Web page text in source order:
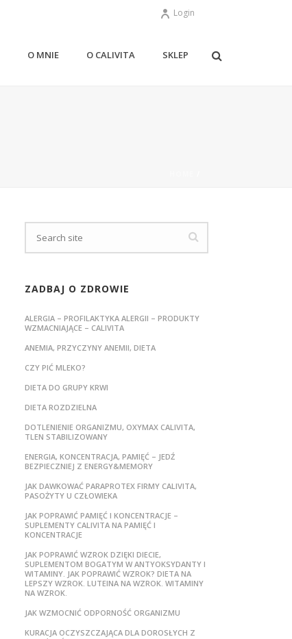
Login
O MNIE O CALIVITA SKLEP
ZADBAJ O ZDROWIE
ALERGIA – PROFILAKTYKA ALERGII – PRODUKTY
WZMACNIAJĄCE – CALIVITA
ANEMIA, PRZYCZYNY ANEMII, DIETA
CZY PIĆ MLEKO?
DIETA DO GRUPY KRWI
DIETA ROZDZIELNA
DOTLENIENIE ORGANIZMU, OXYMAX CALIVITA,
TLEN STABILIZOWANY
ENERGIA, KONCENTRACJA, PAMIĘĆ – JEDŹ
BEZPIECZNIEJ Z ENERGY&MEMORY
JAK DAWKOWAĆ PARAPROTEX FIRMY CALIVITA,
PASOŻYTY U CZŁOWIEKA
JAK POPRAWIĆ PAMIĘĆ I KONCENTRACJE –
SUPLEMENTY CALIVITA NA PAMIĘĆ I
KONCENTRACJE
JAK POPRAWIĆ WZROK DZIĘKI DIECIE,
SUPLEMENTOM BOGATYM W ANTYOKSYDANTY I
WITAMINY. JAK POPRAWIĆ WZROK? DIETA NA
LEPSZY WZROK. LUTEINA NA WZROK. WITAMINY
NA WZROK.
JAK WZMOCNIĆ ODPORNOŚĆ ORGANIZMU
KURACJA OCZYSZCZAJĄCA DLA DOROSŁYCH Z